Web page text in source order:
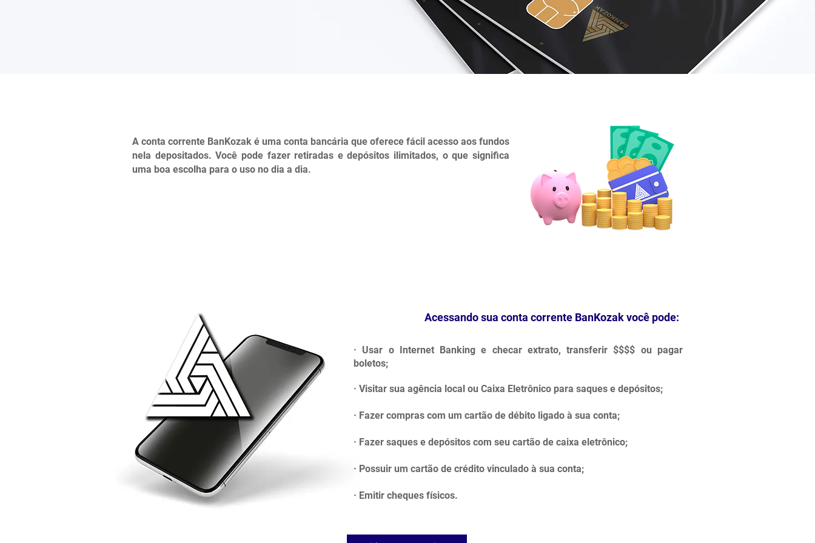
A conta corrente BanKozak é uma conta bancária que oferece fácil acesso aos fundos
nela depositados. Você pode fazer retiradas e depósitos ilimitados, o que significa
uma boa escolha para o uso no dia a dia.
Acessando sua conta corrente BanKozak você pode:
· Usar o Internet Banking e checar extrato, transferir $$$$ ou pagar
boletos;
· Visitar sua agência local ou Caixa Eletrônico para saques e depósitos;
· Fazer compras com um cartão de débito ligado à sua conta;
· Fazer saques e depósitos com seu cartão de caixa eletrônico;
· Possuir um cartão de crédito vinculado à sua conta;
· Emitir cheques físicos.